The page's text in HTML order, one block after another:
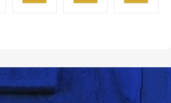
CARRITO
CARRITO
CARRITO